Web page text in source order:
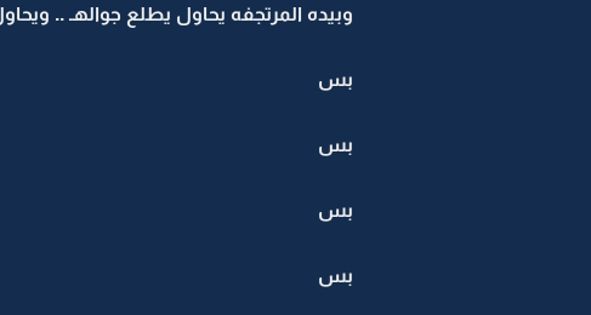
وبيده المرتجفه يحاول يطلع جوالهـ ..
بس
بس
بس
بس